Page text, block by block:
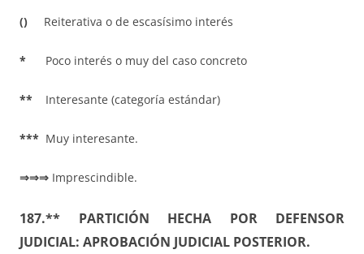
() Reiterativa o de escasísimo interés
* Poco interés o muy del caso concreto
** Interesante (categoría estándar)
*** Muy interesante.
⇒⇒⇒ Imprescindible.
187.** PARTICIÓN HECHA POR DEFENSOR
JUDICIAL: APROBACIÓN JUDICIAL POSTERIOR.